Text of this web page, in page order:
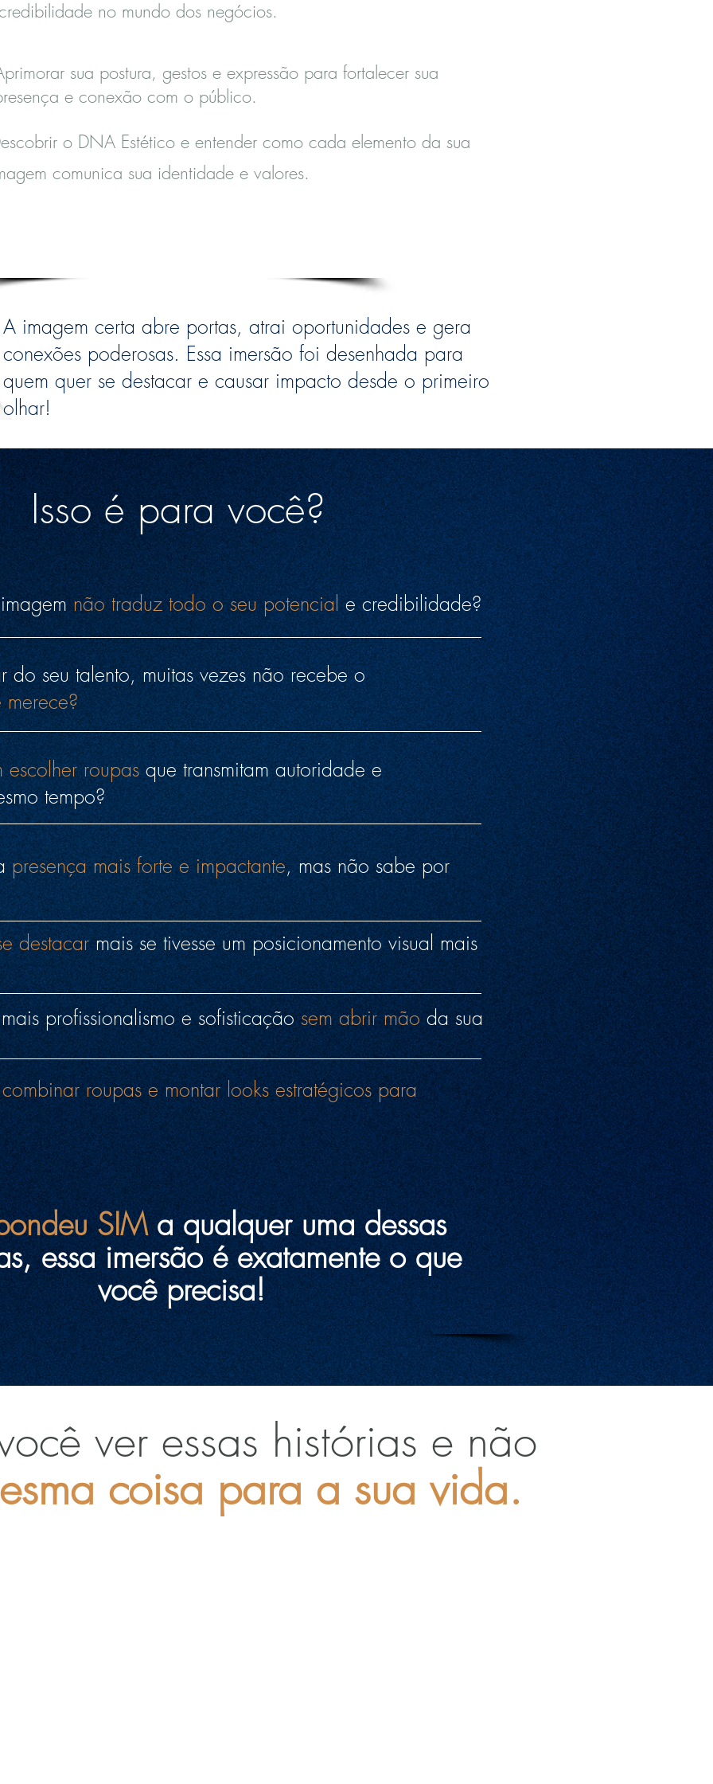
no mundo dos negócios.
sua postura, gestos e expressão para fortalecer sua
e conexão com o público.
o DNA Estético e entender como cada elemento da sua
comunica sua identidade e valores.
A imagem certa abre portas, atrai oportunidades e gera
conexões poderosas. Essa imersão foi desenhada para
quem quer se destacar e causar impacto desde o primeiro
olhar!
Isso é para você?
não traduz todo o seu potenciale credibilidade?
do seu talento, muitas vezes não recebe o
roupasque transmitam autoridade e
tempo?
presença mais forte e impactante, mas não sabe por
destacarmais se tivesse um posicionamento visual mais
profissionalismo e sofisticaçãosem abrir mãoda sua
combinar roupas e montar looks estratégicos para
SIMa qualquer uma dessas
essa imersão é exatamente o que
você precisa!
ver essas histórias e não
coisa para a sua vida.